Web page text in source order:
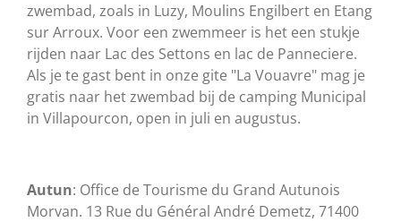
zwembad, zoals in Luzy, Moulins Engilbert en Etang
sur Arroux. Voor een zwemmeer is het een stukje
rijden naar Lac des Settons en lac de Panneciere.
Als je te gast bent in onze gite "La Vouavre" mag je
gratis naar het zwembad bij de camping Municipal
in Villapourcon, open in juli en augustus.
Autun: Office de Tourisme du Grand Autunois
Morvan. 13 Rue du Général André Demetz, 71400